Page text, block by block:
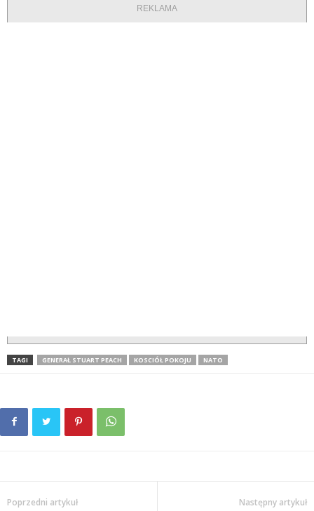
REKLAMA
TAGI GENERAŁ STUART PEACH KOSCIÓŁ POKOJU NATO
Poprzedni artykuł Następny artykuł